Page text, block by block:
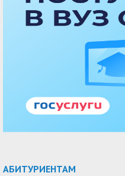
АБИТУРИЕНТАМ